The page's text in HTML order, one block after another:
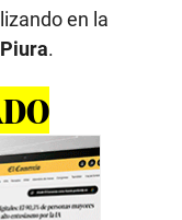
en la
Piura.